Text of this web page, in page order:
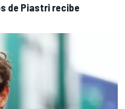
de Piastri recibe